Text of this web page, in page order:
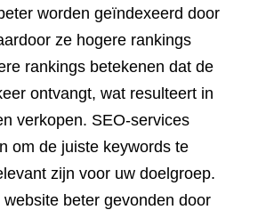
worden geïndexeerd door
ze hogere rankings
rankings betekenen dat de
ontvangt, wat resulteert in
verkopen. SEO-services
om de juiste keywords te
zijn voor uw doelgroep.
beter gevonden door